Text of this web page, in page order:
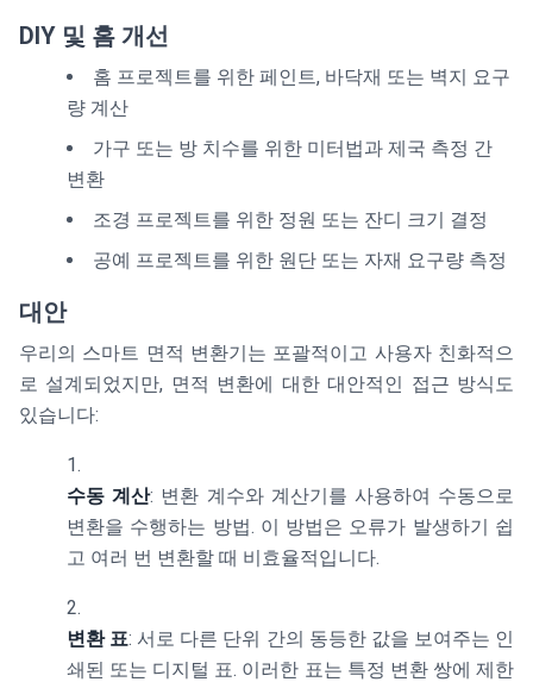
DIY 및 홈 개선
홈 프로젝트를 위한 페인트, 바닥재 또는 벽지 요구
량 계산
가구 또는 방 치수를 위한 미터법과 제국 측정 간
변환
조경 프로젝트를 위한 정원 또는 잔디 크기 결정
공예 프로젝트를 위한 원단 또는 자재 요구량 측정
대안
우리의 스마트 면적 변환기는 포괄적이고 사용자 친화적으
로 설계되었지만, 면적 변환에 대한 대안적인 접근 방식도
있습니다:
수동 계산: 변환 계수와 계산기를 사용하여 수동으로
변환을 수행하는 방법. 이 방법은 오류가 발생하기 쉽
고 여러 번 변환할 때 비효율적입니다.
변환 표: 서로 다른 단위 간의 동등한 값을 보여주는 인
쇄된 또는 디지털 표. 이러한 표는 특정 변환 쌍에 제한